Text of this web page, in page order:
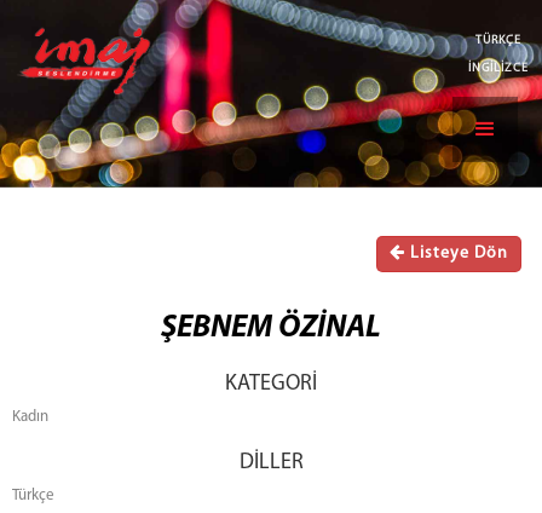
TÜRKÇE
İNGİLİZCE
Listeye Dön
ŞEBNEM ÖZİNAL
KATEGORİ
Kadın
DİLLER
Türkçe